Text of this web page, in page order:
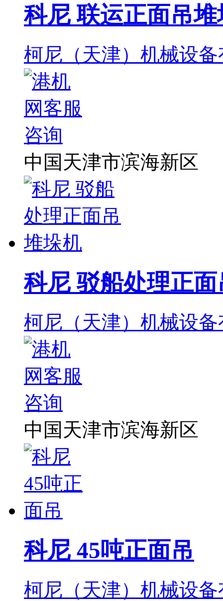
科尼 联运正面吊堆
柯尼（天津）机械设
中国天津市滨海新区
科尼 驳船处理正
柯尼（天津）机械设
中国天津市滨海新区
科尼 45吨正面吊
柯尼（天津）机械设